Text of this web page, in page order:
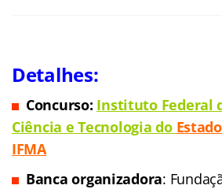
Detalhes:
Concurso: Instituto Federal
Ciência e Tecnologia do
IFMA
Banca organizadora: